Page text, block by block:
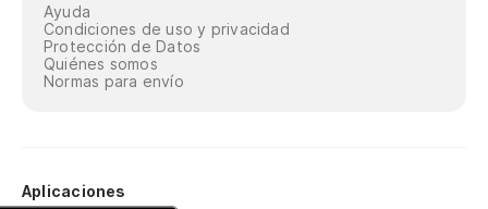
Ayuda
Condiciones de uso y privacidad
Protección de Datos
Quiénes somos
Normas para envío
Aplicaciones